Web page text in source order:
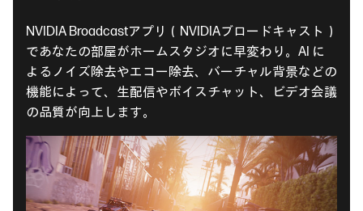
NVIDIA Broadcastアプリ（NVIDIAブロードキャスト）
であなたの部屋がホームスタジオに早変わり。AI に
よるノイズ除去やエコー除去、バーチャル背景などの
機能によって、生配信やボイスチャット、ビデオ会議
の品質が向上します。